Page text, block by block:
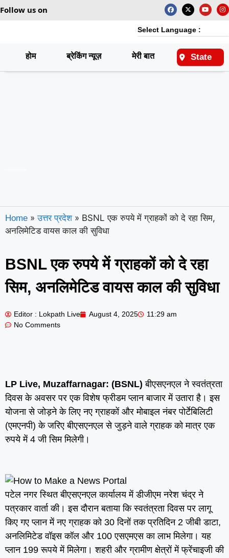
Follow us on
Select Language :
होम ब्रेकिंग न्यूज़ मेरी बात राष्ट्रीय
State
Home » उत्तर प्रदेश » BSNL एक रुपये में ग्राहकों को दे रहा सिम,
अनलिमेटिड वायस काल की सुविधा
BSNL एक रुपये में ग्राहकों को दे रहा
सिम, अनलिमेटिड वायस काल की सुविधा
Editor : Lokpath Live August 4, 2025
11:29 am
No Comments
LP Live, Muzaffarnagar: (BSNL) बीएसएनएल ने स्वतंत्रता
दिवस के अवसर पर एक विशेष फ्रीडम प्लान बाजार में उतारा है। इस
योजना से जोड़ने के लिए नए ग्राहकों और मोबाइल नंबर पोर्टेबिलिटी
(एमएनपी) के जरिए बीएसएनएल से जुड़ने वाले ग्राहक को मात्र एक
रुपये में 4 जी सिम मिलेगी।
पटेल नगर स्थित बीएसएनएल कार्यालय में डीजीएम नरेश चंद्र ने
पत्रकार वार्ता की। इस दौरान बताया कि स्वतंत्रता दिवस पर लागू
किए गए प्लान में नए ग्राहक को 30 दिनों तक प्रतिदिन 2 जीबी डाटा,
अनलिमिटेड वॉइस कॉल और 100 एसएमएस का लाभ मिलेगा। यह
प्लान 199 रूपये में मिलेगा। शहरी और ग्रामीण क्षेत्रों में फ्रेंचाइजी की